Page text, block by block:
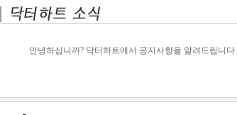
안녕하십니까? 닥터하트에서 공지사항을 알려드립니다.